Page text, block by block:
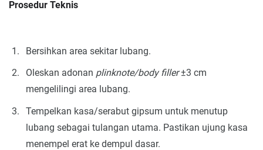
Prosedur Teknis
Bersihkan area sekitar lubang.
Oleskan adonan plinknote/body filler±3 cm
mengelilingi area lubang.
Tempelkan kasa/serabut gipsum untuk menutup
lubang sebagai tulangan utama. Pastikan ujung kasa
menempel erat ke dempul dasar.